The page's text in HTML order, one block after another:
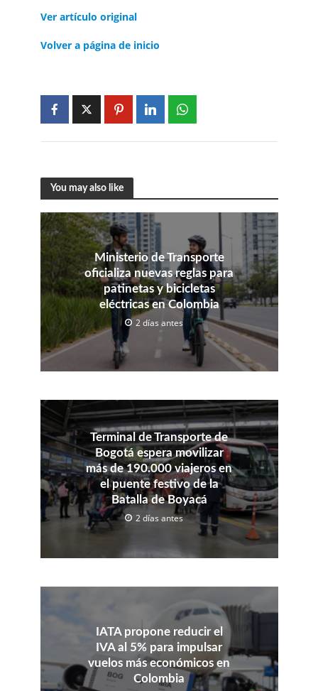
Ver artículo original
Volver a página de inicio
You may also like
Ministerio de Transporte
oficializa nuevas reglas para
patinetas y bicicletas
eléctricas en Colombia
2 días antes
Terminal de Transporte de
Bogotá espera movilizar
más de 190.000 viajeros en
el puente festivo de la
Batalla de Boyacá
2 días antes
IATA propone reducir el
IVA al 5% para impulsar
vuelos más económicos en
Colombia